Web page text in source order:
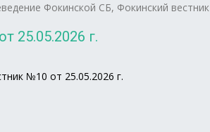
Фокинской СБ, Фокинский вестник
25.05.2026 г.
№10 от 25.05.2026 г.